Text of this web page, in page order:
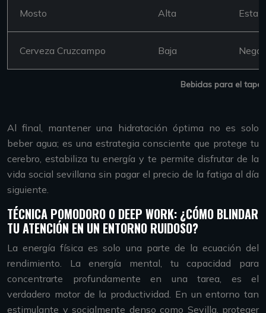
Bebidas para el
Mosto Alta
Cerveza Cruzcampo Baja
Al final, mantener una hidratación óptima no es solo
beber agua; es una estrategia consciente que protege tu
cerebro, estabiliza tu energía y te permite disfrutar de la
vida social sevillana sin pagar el precio de la fatiga al día
siguiente.
TÉCNICA POMODORO O DEEP WORK: ¿CÓMO BLINDAR
TU ATENCIÓN EN UN ENTORNO RUIDOSO?
La energía física es solo una parte de la ecuación del
rendimiento. La energía mental, tu capacidad para
concentrarte profundamente en una tarea, es el
verdadero motor de la productividad. En un entorno tan
estimulante y socialmente denso como Sevilla, proteger